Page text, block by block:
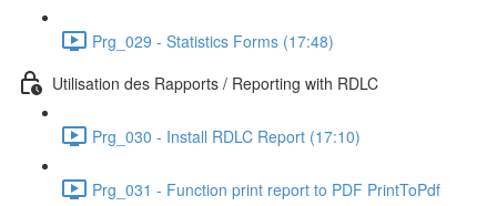
Prg_029 - Statistics Forms (17:48)
Utilisation des Rapports / Reporting with RDLC
Prg_030 - Install RDLC Report (17:10)
Prg_031 - Function print report to PDF PrintToPdf